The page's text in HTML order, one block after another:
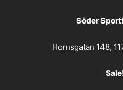
Söder
Hornsgatan 148,